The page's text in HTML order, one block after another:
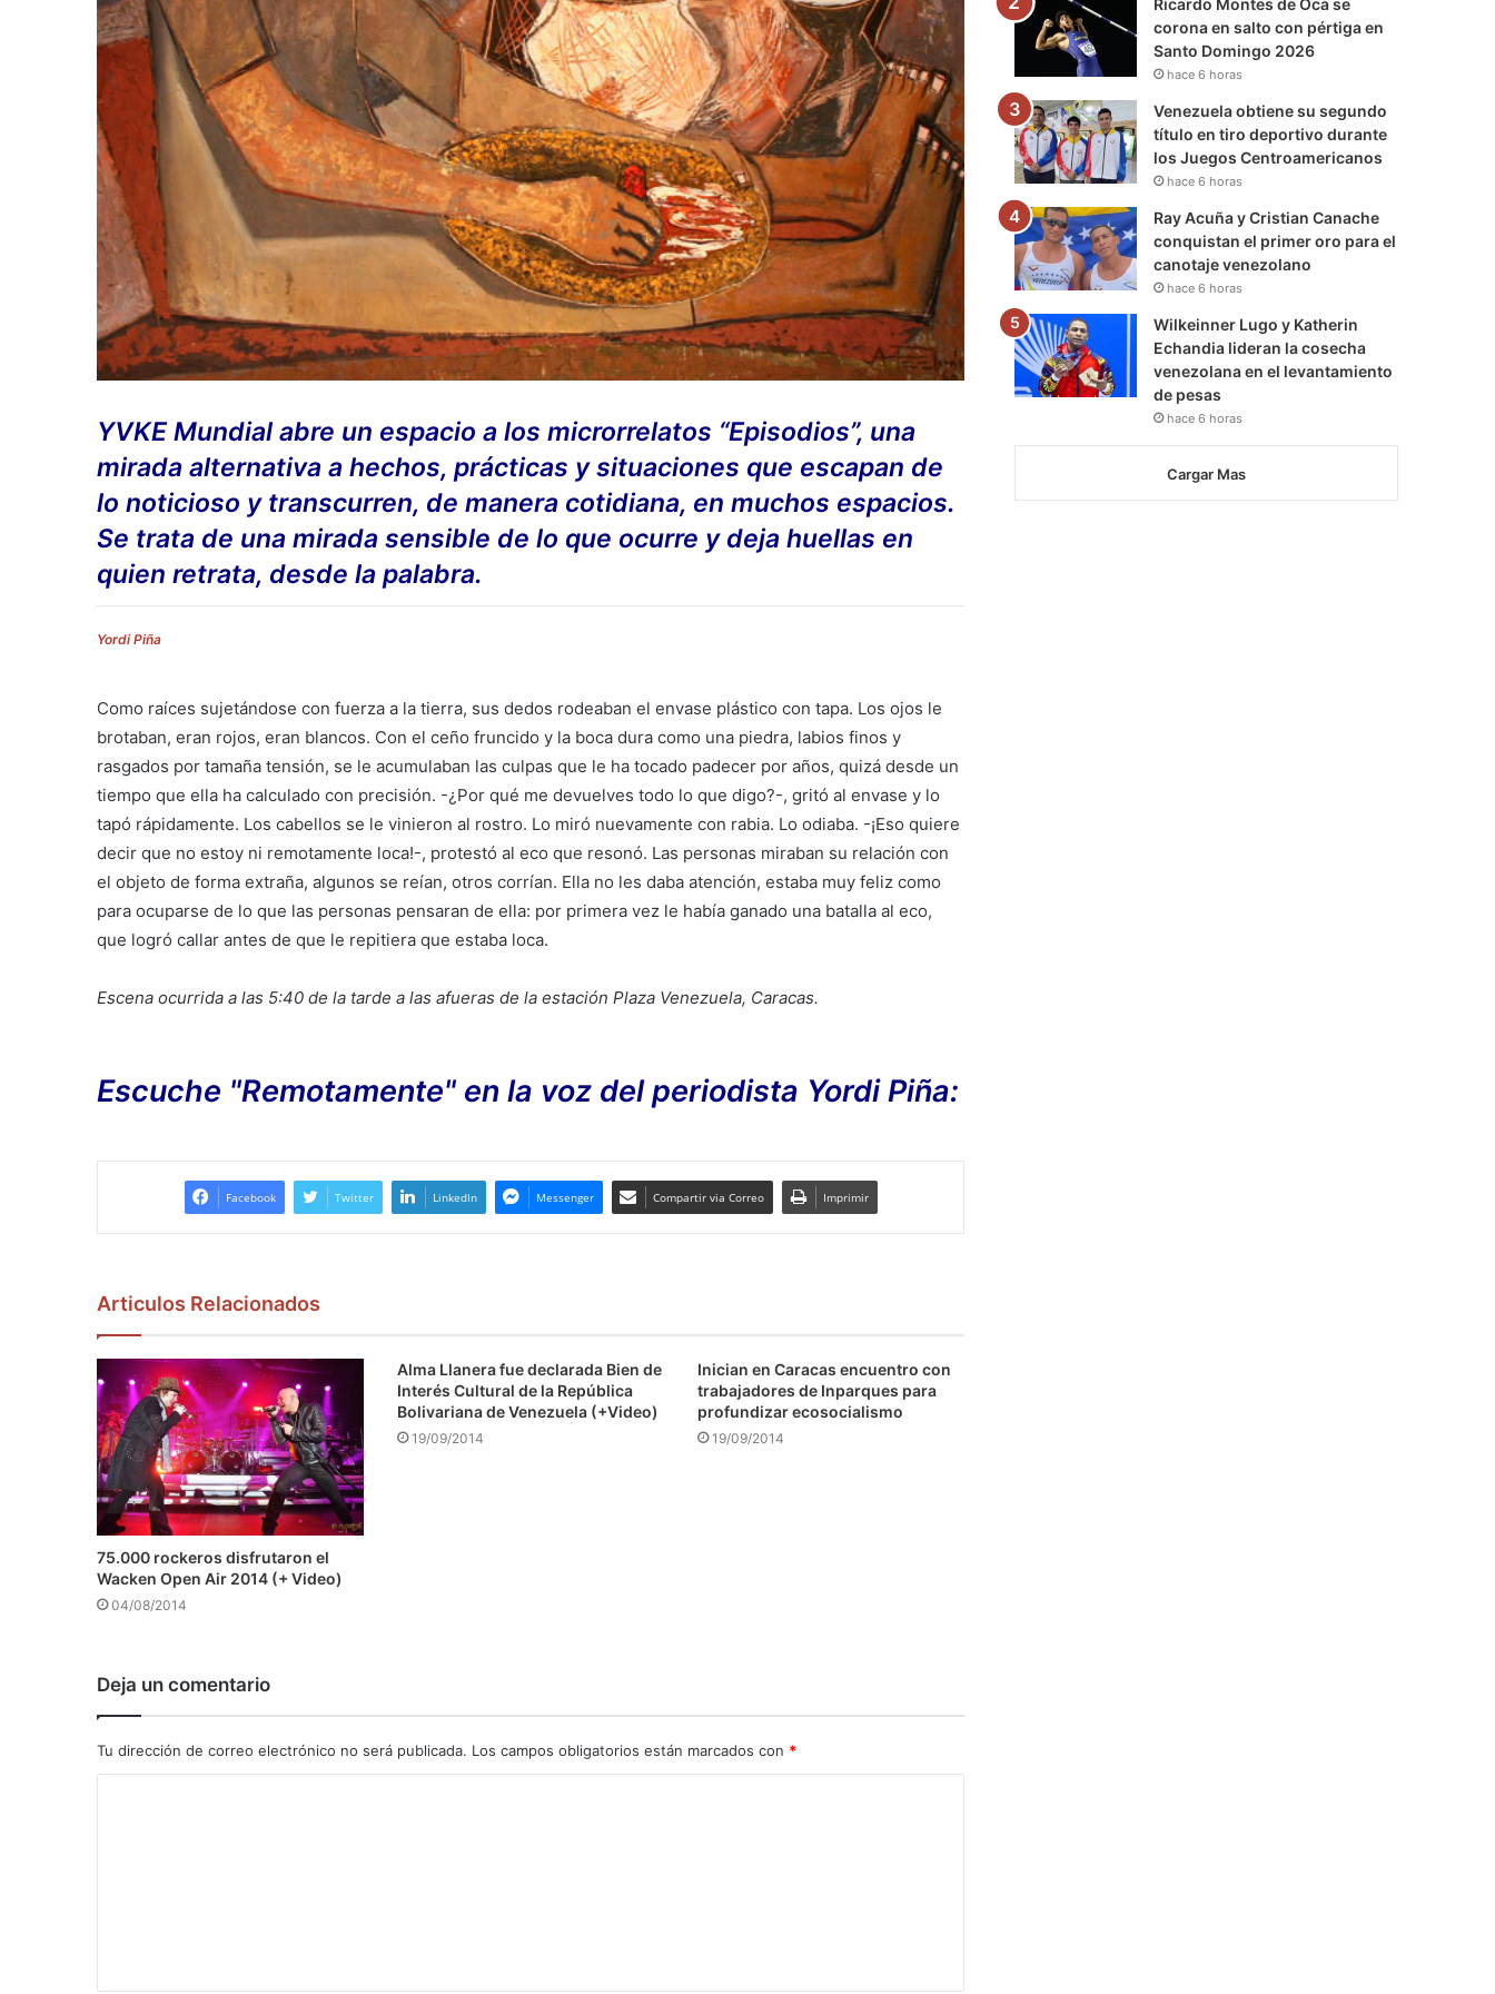
YVKE Mundial abre un espacio a los microrrelatos “Episodios”, una
mirada alternativa a hechos, prácticas y situaciones que escapan de
lo noticioso y transcurren, de manera cotidiana, en muchos espacios.
Se trata de una mirada sensible de lo que ocurre y deja huellas en
quien retrata, desde la palabra.
Yordi Piña
Como raíces sujetándose con fuerza a la tierra, sus dedos rodeaban el envase plástico con tapa. Los ojos le
brotaban, eran rojos, eran blancos. Con el ceño fruncido y la boca dura como una piedra, labios finos y
rasgados por tamaña tensión, se le acumulaban las culpas que le ha tocado padecer por años, quizá desde un
tiempo que ella ha calculado con precisión. -¿Por qué me devuelves todo lo que digo?-, gritó al envase y lo
tapó rápidamente. Los cabellos se le vinieron al rostro. Lo miró nuevamente con rabia. Lo odiaba. -¡Eso quiere
decir que no estoy ni remotamente loca!-, protestó al eco que resonó. Las personas miraban su relación con
el objeto de forma extraña, algunos se reían, otros corrían. Ella no les daba atención, estaba muy feliz como
para ocuparse de lo que las personas pensaran de ella: por primera vez le había ganado una batalla al eco,
que logró callar antes de que le repitiera que estaba loca.
Escena ocurrida a las 5:40 de la tarde a las afueras de la estación Plaza Venezuela, Caracas.
Escuche "Remotamente" en la voz del periodista Yordi Piña:
Facebook Twitter LinkedIn Messenger Compartir via Correo Imprimir
Articulos Relacionados
75.000 rockeros disfrutaron el
Wacken Open Air 2014 (+ Video)
04/08/2014
Alma Llanera fue declarada Bien de
Interés Cultural de la República
Bolivariana de Venezuela (+Video)
19/09/2014
Inician en Caracas encuentro con
trabajadores de Inparques para
profundizar ecosocialismo
19/09/2014
Deja un comentario
Tu dirección de correo electrónico no será publicada. Los campos obligatorios están marcados con *
a
corona en salto con pértiga en
Santo Domingo 2026
hace 6 horas
Venezuela obtiene su segundo
título en tiro deportivo durante
los Juegos Centroamericanos
hace 6 horas
Ray Acuña y Cristian Canache
conquistan el primer oro para el
canotaje venezolano
hace 6 horas
Wilkeinner Lugo y Katherin
Echandia lideran la cosecha
venezolana en el levantamiento
de pesas
hace 6 horas
Cargar Mas